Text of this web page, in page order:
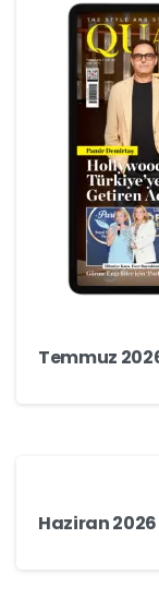
Temmuz
Haziran 2026